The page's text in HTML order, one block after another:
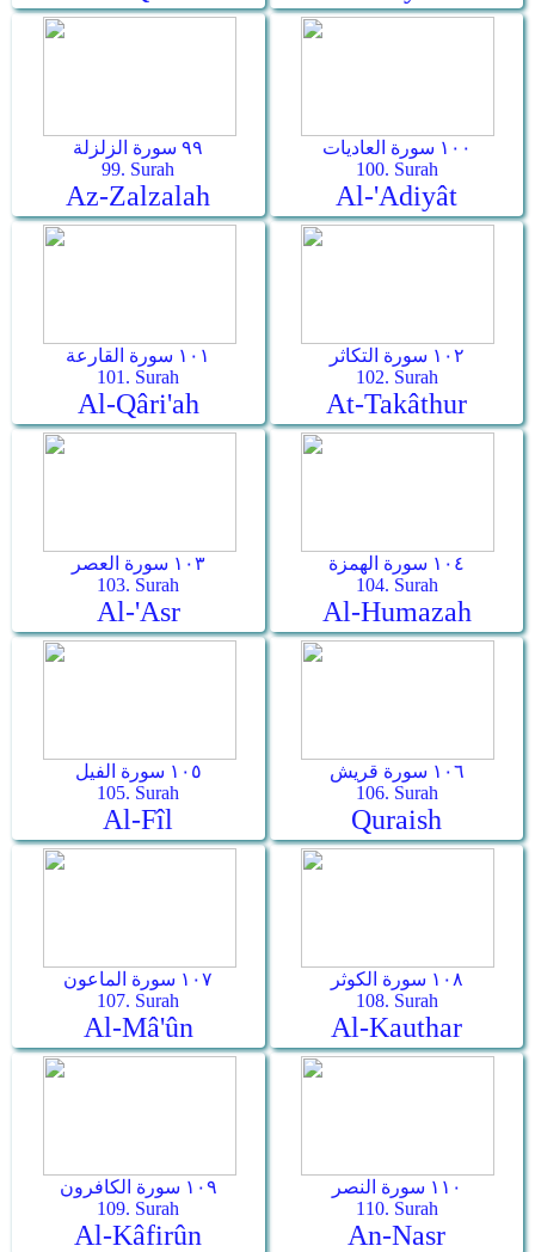
٩٩ سورة الزلزلة
99. Surah
Az-Zalzalah
١٠٠ سورة العاديات
100. Surah
Al-'Adiyât
١٠١ سورة القارعة
101. Surah
Al-Qâri'ah
١٠٢ سورة التكاثر
102. Surah
At-Takâthur
١٠٣ سورة العصر
103. Surah
Al-'Asr
١٠٤ سورة الهمزة
104. Surah
Al-Humazah
١٠٥ سورة الفيل
105. Surah
Al-Fîl
١٠٦ سورة قريش
106. Surah
Quraish
١٠٧ سورة الماعون
107. Surah
Al-Mâ'ûn
١٠٨ سورة الكوثر
108. Surah
Al-Kauthar
١٠٩ سورة الكافرون
109. Surah
Al-Kâfirûn
١١٠ سورة النصر
110. Surah
An-Nasr